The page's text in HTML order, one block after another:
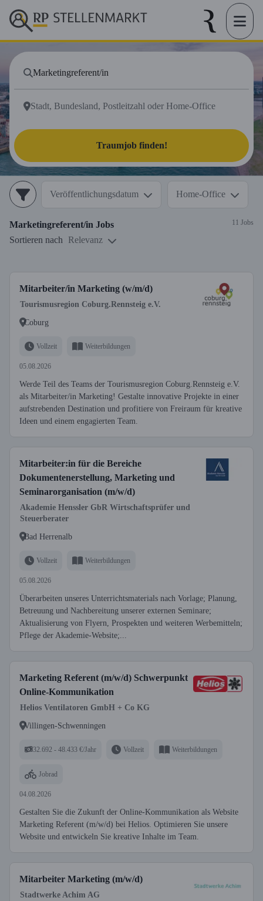
Traumjob finden!
Veröffentlichungsdatum Home-Office
Marketingreferent/in Jobs 11 Jobs
Sortieren nach Relevanz
Mitarbeiter/in Marketing (w/m/d)
Tourismusregion Coburg.Rennsteig e.V.
Coburg
Vollzeit Weiterbildungen
05.08.2026
Werde Teil des Teams der Tourismusregion Coburg.Rennsteig e.V.
als Mitarbeiter/in Marketing! Gestalte innovative Projekte in einer
aufstrebenden Destination und profitiere von Freiraum für kreative
Ideen und einem engagierten Team.
Mitarbeiter:in für die Bereiche
Dokumentenerstellung, Marketing und
Seminarorganisation (m/w/d)
Akademie Henssler GbR Wirtschaftsprüfer und
Steuerberater
Bad Herrenalb
Vollzeit Weiterbildungen
05.08.2026
Überarbeiten unseres Unterrichtsmaterials nach Vorlage; Planung,
Betreuung und Nachbereitung unserer externen Seminare;
Aktualisierung von Flyern, Prospekten und weiteren Werbemitteln;
Pflege der Akademie-Website;...
Marketing Referent (m/w/d) Schwerpunkt
Online-Kommunikation
Helios Ventilatoren GmbH + Co KG
Villingen-Schwenningen
32.692 - 48.433 €/Jahr Vollzeit Weiterbildungen
Jobrad
04.08.2026
Gestalten Sie die Zukunft der Online-Kommunikation als Website
Marketing Referent (m/w/d) bei Helios. Optimieren Sie unsere
Website und entwickeln Sie kreative Inhalte im Team.
Mitarbeiter Marketing (m/w/d)
Stadtwerke Achim AG